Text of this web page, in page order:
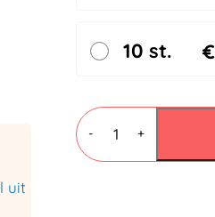
uit
10 st. €
-
U
Schuimprofielen
30-
60mm
+